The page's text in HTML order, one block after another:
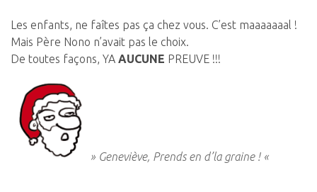
Les enfants, ne faîtes pas ça chez vous. C’est maaaaaaal !
Mais Père Nono n’avait pas le choix.
De toutes façons, YA AUCUNE PREUVE !!!
» Geneviève, Prends en d’la graine ! «